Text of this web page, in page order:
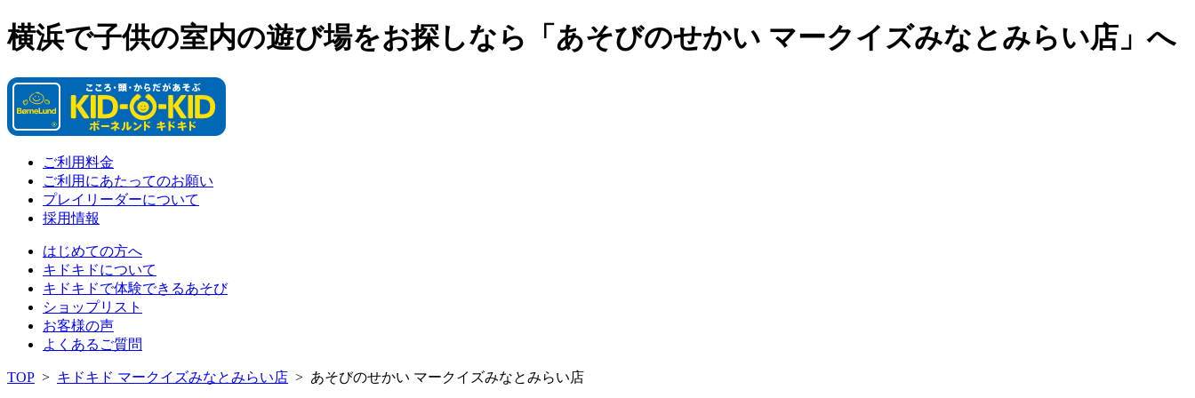
横浜で子供の室内の遊び場をお探しなら「あそびのせかい マークイズみなとみらい店」へ
ご利用料金
ご利用にあたってのお願い
プレイリーダーについて
採用情報
はじめての方へ
キドキドについて
キドキドで体験できるあそび
ショップリスト
お客様の声
よくあるご質問
TOP > キドキド マークイズみなとみらい店 > あそびのせかい マークイズみなとみらい店